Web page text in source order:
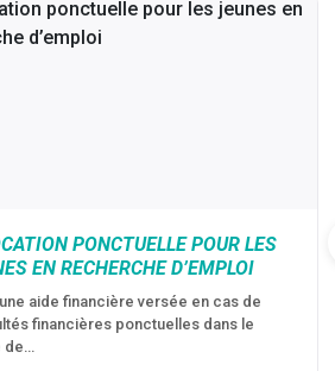
PONCTUELLE POUR LES
EN RECHERCHE D’EMPLOI
une aide financière versée en cas de
financières ponctuelles dans le
de…